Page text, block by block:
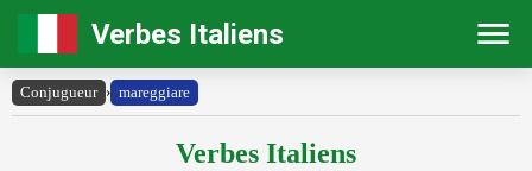
Verbes Italiens
Conjugueur › mareggiare
Verbes Italiens